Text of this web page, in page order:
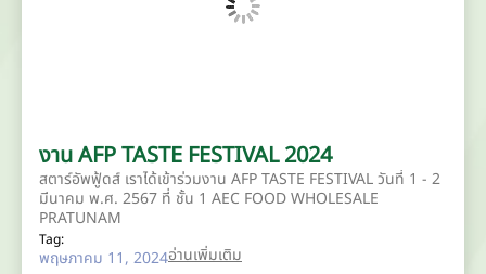
งาน AFP TASTE FESTIVAL 2024
สตาร์อัพฟู้ดส์ เราได้เข้าร่วมงาน AFP TASTE FESTIVAL วันที่ 1 - 2
มีนาคม พ.ศ. 2567 ที่ ชั้น 1 AEC FOOD WHOLESALE
PRATUNAM
Tag:
พฤษภาคม 11, 2024อ่านเพิ่มเติม